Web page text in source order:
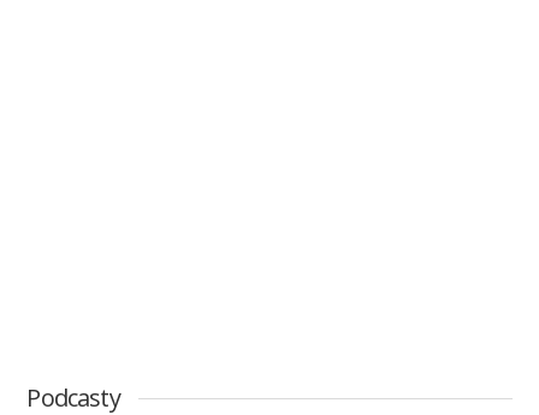
Podcasty